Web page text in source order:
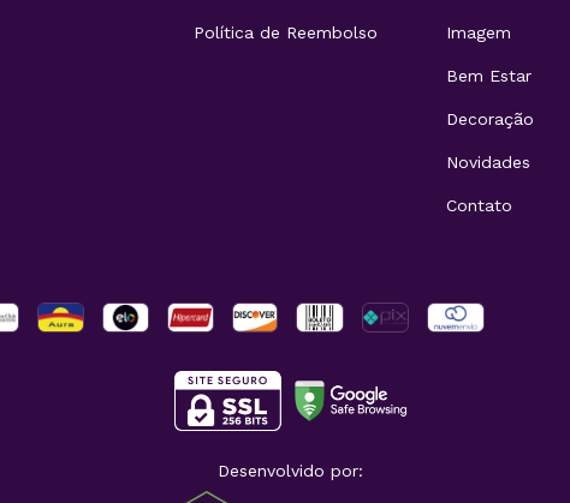
Política de Reembolso Imagem
Bem Estar
Decoração
Novidades
Contato
Desenvolvido por: